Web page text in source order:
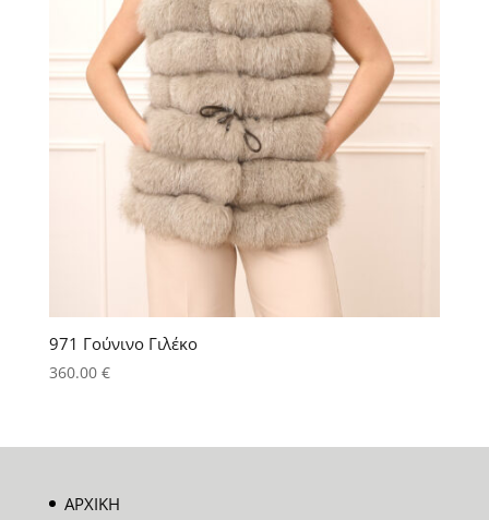
971 Γούνινο Γιλέκο
360.00 €
ΑΡΧΙΚΗ